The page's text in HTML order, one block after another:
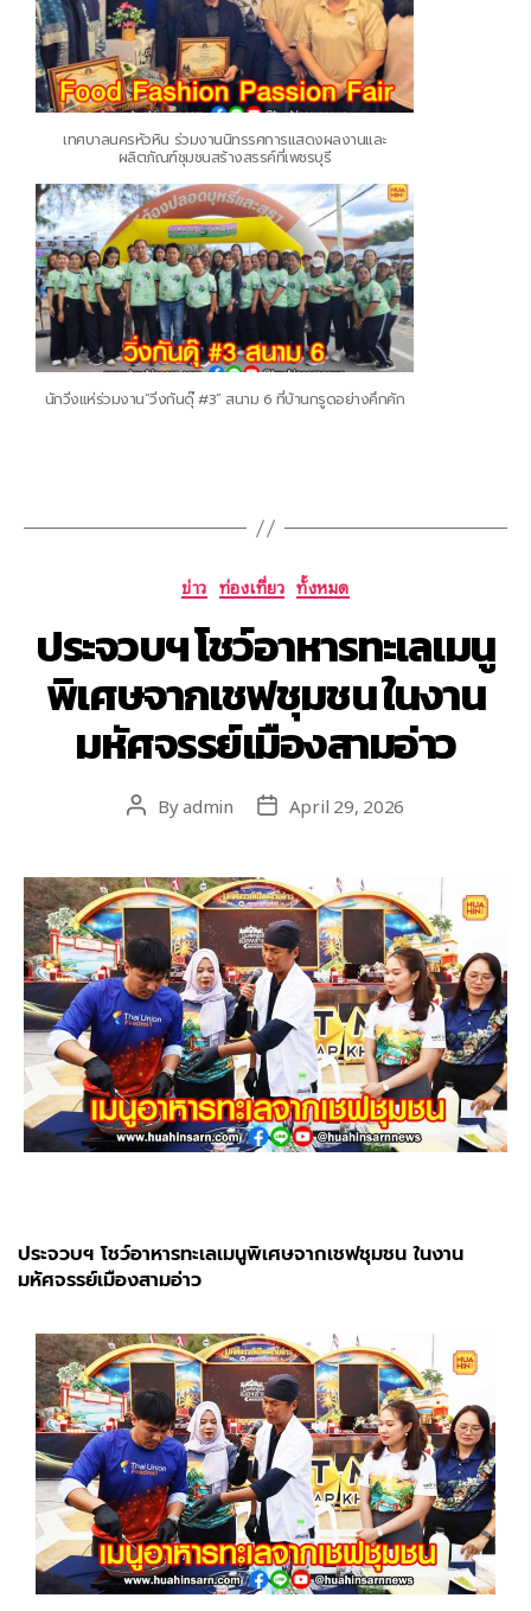
เทศบาลนครหัวหิน ร่วมงานนิทรรศการแสดงผลงานและ
ผลิตภัณฑ์ชุมชนสร้างสรรค์ที่เพชรบุรี
นักวิ่งแห่ร่วมงาน“วิ่งกันดุ๊ #3” สนาม 6 ที่บ้านกรูดอย่างคึกคัก
ข่าว ท่องเที่ยว ทั้งหมด
ประจวบฯ โชว์อาหารทะเลเมนู
พิเศษจากเชฟชุมชน ในงาน
มหัศจรรย์เมืองสามอ่าว
Byadmin April 29, 2026
ประจวบฯ โชว์อาหารทะเลเมนูพิเศษจากเชฟชุมชน ในงาน
มหัศจรรย์เมืองสามอ่าว